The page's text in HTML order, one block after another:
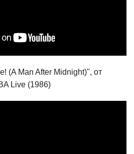
(A Man After Midnight)", от
Live (1986)